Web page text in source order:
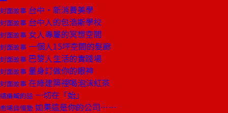
封面故事 台中‧新消費美學
封面故事 台中人的包浩斯學校
封面故事 女人專屬的冥想空間
封面故事 一個人15坪空間的髮廊
封面故事 巴黎人生活的實踐場
封面故事 量身訂做你的眼神
封面故事 在綠建築裡喝泡沫紅茶
總編輯的話 一切在「始」
商場自慢塾 如果這是你的公司……